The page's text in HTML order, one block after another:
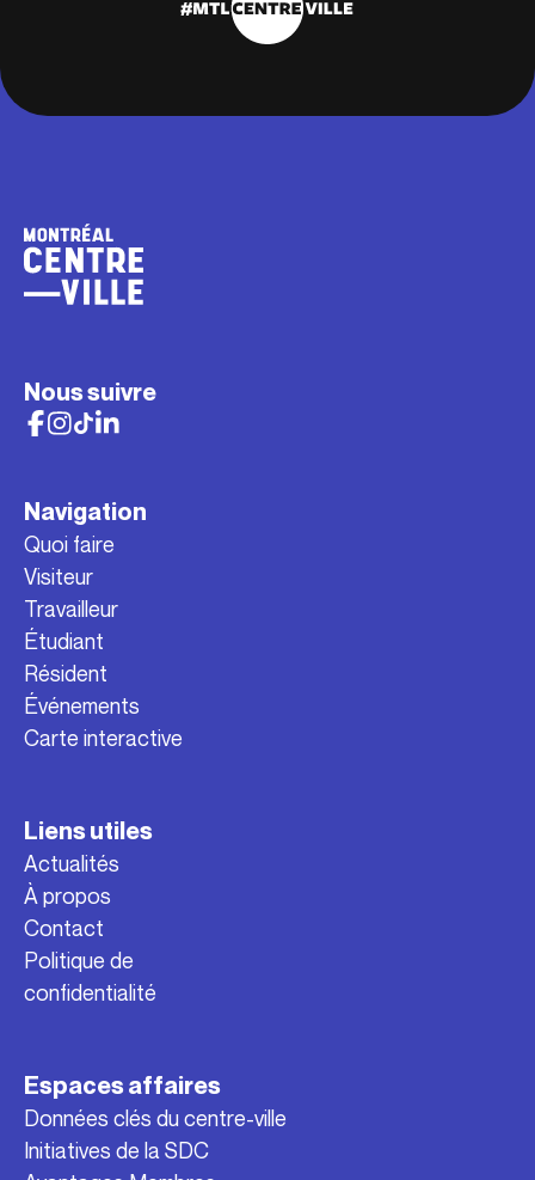
Nous suivre
Navigation
Quoi faire
Visiteur
Travailleur
Étudiant
Résident
Événements
Carte interactive
Liens utiles
Actualités
À propos
Contact
Politique de
confidentialité
Espaces affaires
Données clés du centre-ville
Initiatives de la SDC